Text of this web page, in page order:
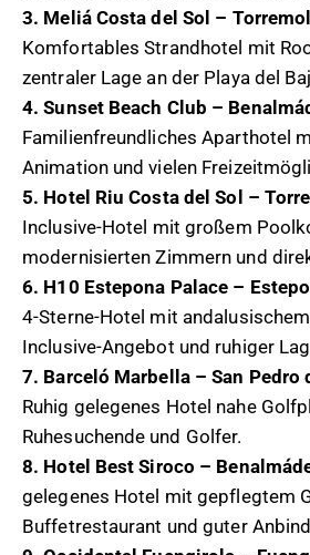
3. Meliá Costa del Sol –
Komfortables Strandhotel mit
zentraler Lage an der Playa del
4. Sunset Beach Club –
Familienfreundliches Aparthotel
Animation und vielen
5. Hotel Riu Costa del Sol –
Inclusive-Hotel mit großem
modernisierten Zimmern und
6. H10 Estepona Palace –
4-Sterne-Hotel mit
Inclusive-Angebot und ruhiger
7. Barceló Marbella – San Pedro
Ruhig gelegenes Hotel nahe
Ruhesuchende und Golfer.
8. Hotel Best Siroco –
gelegenes Hotel mit gepflegtem
Buffetrestaurant und guter